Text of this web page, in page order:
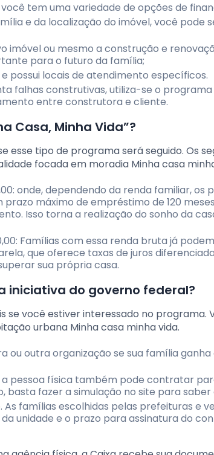
tem uma variedade de opções de
e da localização do imóvel, você pode
imóvel ou mesmo a construção e
para o futuro da família;
possui locais de atendimento específicos.
falhas construtivas, utiliza-se o programa
entre construtora e cliente.
Casa, Minha Vida”?
esse tipo de programa será seguido. Os
focada em moradia Minha casa
onde, dependendo da renda familiar, os
máximo de empréstimo de 120
Isso torna a realização do sonho da
Famílias com essa renda bruta já
que oferece taxas de juros
sua própria casa.
iniciativa do governo federal?
se você estiver interessado no programa.
urbana Minha casa minha vida.
ou outra organização se sua família ganha
pessoa física também pode contratar
basta fazer a simulação no site para
famílias escolhidas pelas prefeituras e
unidade e o prazo para assinatura do